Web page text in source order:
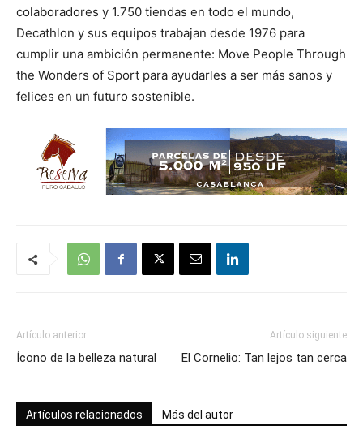
colaboradores y 1.750 tiendas en todo el mundo,
Decathlon y sus equipos trabajan desde 1976 para
cumplir una ambición permanente: Move People Through
the Wonders of Sport para ayudarles a ser más sanos y
felices en un futuro sostenible.
Artículo anterior
Ícono de la belleza natural
Artículo siguiente
El Cornelio: Tan lejos tan cerca
Artículos relacionados Más del autor